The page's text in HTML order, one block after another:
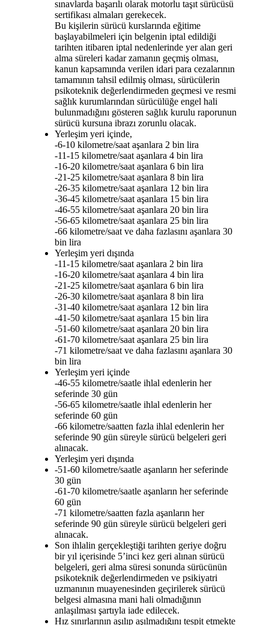
sınavlarda başarılı olarak motorlu taşıt sürücüsü
sertifikası almaları gerekecek.
Bu kişilerin sürücü kurslarında eğitime
başlayabilmeleri için belgenin iptal edildiği
tarihten itibaren iptal nedenlerinde yer alan geri
alma süreleri kadar zamanın geçmiş olması,
kanun kapsamında verilen idari para cezalarının
tamamının tahsil edilmiş olması, sürücülerin
psikoteknik değerlendirmeden geçmesi ve resmi
sağlık kurumlarından sürücülüğe engel hali
bulunmadığını gösteren sağlık kurulu raporunun
sürücü kursuna ibrazı zorunlu olacak.
Yerleşim yeri içinde,
-6-10 kilometre/saat aşanlara 2 bin lira
-11-15 kilometre/saat aşanlara 4 bin lira
-16-20 kilometre/saat aşanlara 6 bin lira
-21-25 kilometre/saat aşanlara 8 bin lira
-26-35 kilometre/saat aşanlara 12 bin lira
-36-45 kilometre/saat aşanlara 15 bin lira
-46-55 kilometre/saat aşanlara 20 bin lira
-56-65 kilometre/saat aşanlara 25 bin lira
-66 kilometre/saat ve daha fazlasını aşanlara 30
bin lira
Yerleşim yeri dışında
-11-15 kilometre/saat aşanlara 2 bin lira
-16-20 kilometre/saat aşanlara 4 bin lira
-21-25 kilometre/saat aşanlara 6 bin lira
-26-30 kilometre/saat aşanlara 8 bin lira
-31-40 kilometre/saat aşanlara 12 bin lira
-41-50 kilometre/saat aşanlara 15 bin lira
-51-60 kilometre/saat aşanlara 20 bin lira
-61-70 kilometre/saat aşanlara 25 bin lira
-71 kilometre/saat ve daha fazlasını aşanlara 30
bin lira
Yerleşim yeri içinde
-46-55 kilometre/saatle ihlal edenlerin her
seferinde 30 gün
-56-65 kilometre/saatle ihlal edenlerin her
seferinde 60 gün
-66 kilometre/saatten fazla ihlal edenlerin her
seferinde 90 gün süreyle sürücü belgeleri geri
alınacak.
Yerleşim yeri dışında
-51-60 kilometre/saatle aşanların her seferinde
30 gün
-61-70 kilometre/saatle aşanların her seferinde
60 gün
-71 kilometre/saatten fazla aşanların her
seferinde 90 gün süreyle sürücü belgeleri geri
alınacak.
Son ihlalin gerçekleştiği tarihten geriye doğru
bir yıl içerisinde 5’inci kez geri alınan sürücü
belgeleri, geri alma süresi sonunda sürücünün
psikoteknik değerlendirmeden ve psikiyatri
uzmanının muayenesinden geçirilerek sürücü
belgesi almasına mani hali olmadığının
anlaşılması şartıyla iade edilecek.
Hız sınırlarının aşılıp aşılmadığını tespit etmekte